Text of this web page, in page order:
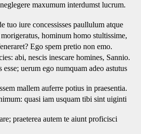
maxumum interdumst lucrum.
tuo iure concessisses paullulum atque
hominum homo stultissime,
Ego spem pretio non emo.
abi, nescis inescare homines, Sannio.
uerum ego numquam adeo astutus
mallem auferre potius in praesentia.
quasi iam usquam tibi sint uiginti
praeterea autem te aiunt proficisci